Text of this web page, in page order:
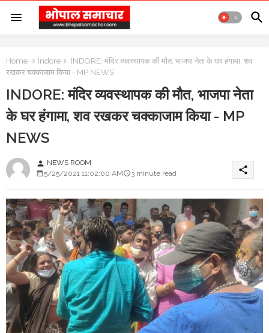
Home Indore
INDORE: मंदिर व्यवस्थापक की मौत, भाजपा नेता के घर हंगामा, शव
रखकर चक्काजाम किया - MP NEWS
INDORE: मंदिर व्यवस्थापक की मौत, भाजपा नेता
के घर हंगामा, शव रखकर चक्काजाम किया - MP
NEWS
person NEWS ROOM
5/25/2021 11:02:00 AM
3 minute read share